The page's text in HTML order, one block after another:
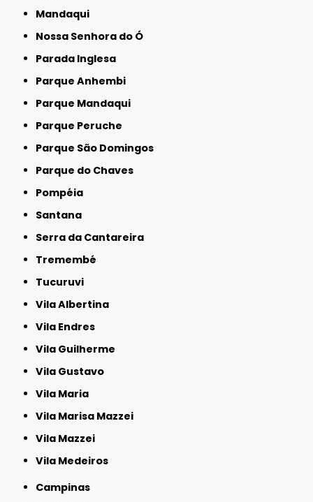
Mandaqui
Nossa Senhora do Ó
Parada Inglesa
Parque Anhembi
Parque Mandaqui
Parque Peruche
Parque São Domingos
Parque do Chaves
Pompéia
Santana
Serra da Cantareira
Tremembé
Tucuruvi
Vila Albertina
Vila Endres
Vila Guilherme
Vila Gustavo
Vila Maria
Vila Marisa Mazzei
Vila Mazzei
Vila Medeiros
Campinas